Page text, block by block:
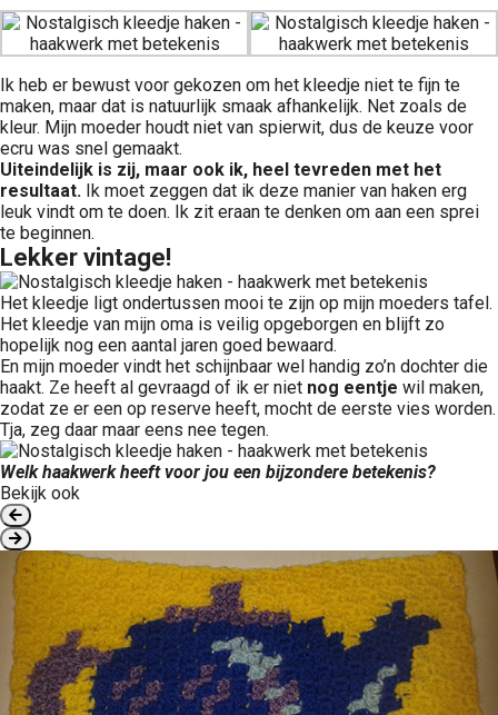
Ik heb er bewust voor gekozen om het kleedje niet te fijn te
maken, maar dat is natuurlijk smaak afhankelijk. Net zoals de
kleur. Mijn moeder houdt niet van spierwit, dus de keuze voor
ecru was snel gemaakt.
Uiteindelijk is zij, maar ook ik, heel tevreden met het
resultaat. Ik moet zeggen dat ik deze manier van haken erg
leuk vindt om te doen. Ik zit eraan te denken om aan een sprei
te beginnen.
Lekker vintage!
Het kleedje ligt ondertussen mooi te zijn op mijn moeders tafel.
Het kleedje van mijn oma is veilig opgeborgen en blijft zo
hopelijk nog een aantal jaren goed bewaard.
En mijn moeder vindt het schijnbaar wel handig zo’n dochter die
haakt. Ze heeft al gevraagd of ik er niet nog eentje wil maken,
zodat ze er een op reserve heeft, mocht de eerste vies worden.
Tja, zeg daar maar eens nee tegen.
Welk haakwerk heeft voor jou een bijzondere betekenis?
Bekijk ook